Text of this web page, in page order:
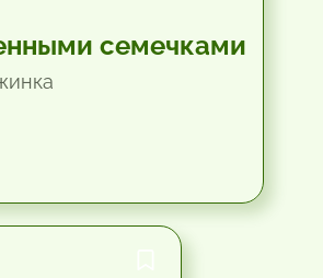
семечками